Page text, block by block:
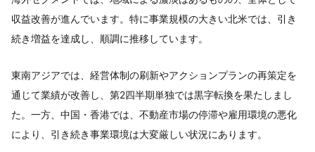
収益改善が進んでいます。特に事業規模の大きい北米では、引き
続き増益を達成し、順調に推移しています。
東南アジアでは、経営体制の刷新やアクションプランの再策定を
通じて業績が改善し、第2四半期単独では黒字転換を果たしまし
た。一方、中国・香港では、不動産市場の停滞や雇用環境の悪化
により、引き続き事業環境は大変厳しい状況にあります。